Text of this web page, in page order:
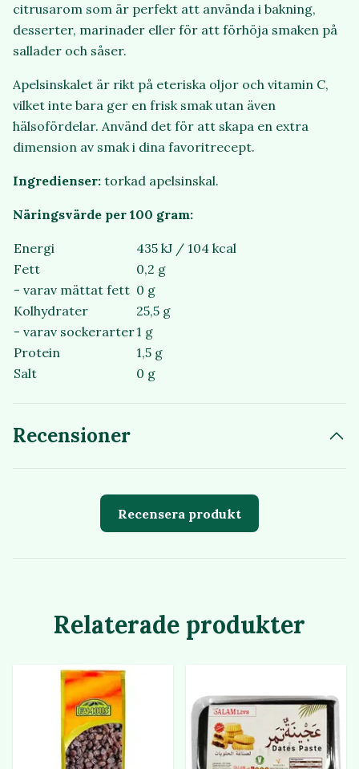
citrusarom som är perfekt att använda i bakning,
desserter, marinader eller för att förhöja smaken på
sallader och såser.
Apelsinskalet är rikt på eteriska oljor och vitamin C,
vilket inte bara ger en frisk smak utan även
hälsofördelar. Använd det för att skapa en extra
dimension av smak i dina favoritrecept.
Ingredienser: torkad apelsinskal.
Näringsvärde per 100 gram:
Energi
435 kJ / 104 kcal
Fett
0,2 g
- varav mättat fett 0 g
Kolhydrater
25,5 g
- varav sockerarter1 g
Protein
1,5 g
Salt
0 g
Recensioner
Recensera produkt
Relaterade produkter